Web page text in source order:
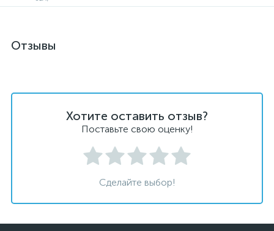
Отзывы
Хотите оставить отзыв?
Поставьте свою оценку!
Сделайте выбор!